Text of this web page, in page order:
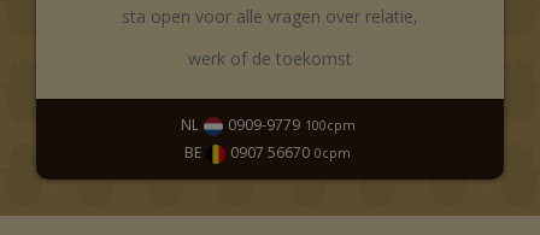
sta open voor alle vragen over relatie,
werk of de toekomst
NL 0909-9779 100cpm
BE 0907 56670 0cpm